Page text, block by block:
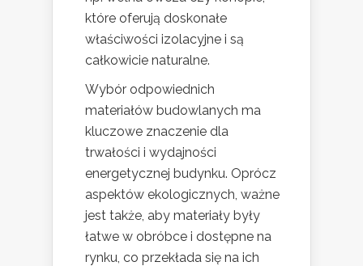
które oferują doskonałe
właściwości izolacyjne i są
całkowicie naturalne.
Wybór odpowiednich
materiałów budowlanych ma
kluczowe znaczenie dla
trwałości i wydajności
energetycznej budynku. Oprócz
aspektów ekologicznych, ważne
jest także, aby materiały były
łatwe w obróbce i dostępne na
rynku, co przekłada się na ich